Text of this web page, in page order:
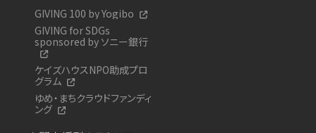
GIVING 100 by Yogibo
GIVING for SDGs
sponsored by ソニー銀行
ケイズハウスNPO助成プロ
グラム
ゆめ・まちクラウドファンディ
ング